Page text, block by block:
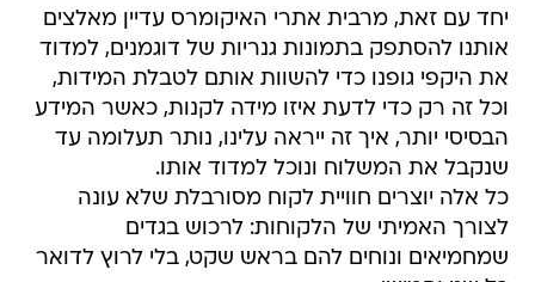
יחד עם זאת, מרבית אתרי האיקומרס עדיין מאלצים
אותנו להסתפק בתמונות גנריות של דוגמנים, למדוד
את היקפי גופנו כדי להשוות אותם לטבלת המידות,
וכל זה רק כדי לדעת איזו מידה לקנות, כאשר המידע
הבסיסי יותר, איך זה ייראה עלינו, נותר תעלומה עד
שנקבל את המשלוח ונוכל למדוד אותו.
כל אלה יוצרים חוויית לקוח מסורבלת שלא עונה
לצורך האמיתי של הלקוחות: לרכוש בגדים
שמחמיאים ונוחים להם בראש שקט, בלי לרוץ לדואר